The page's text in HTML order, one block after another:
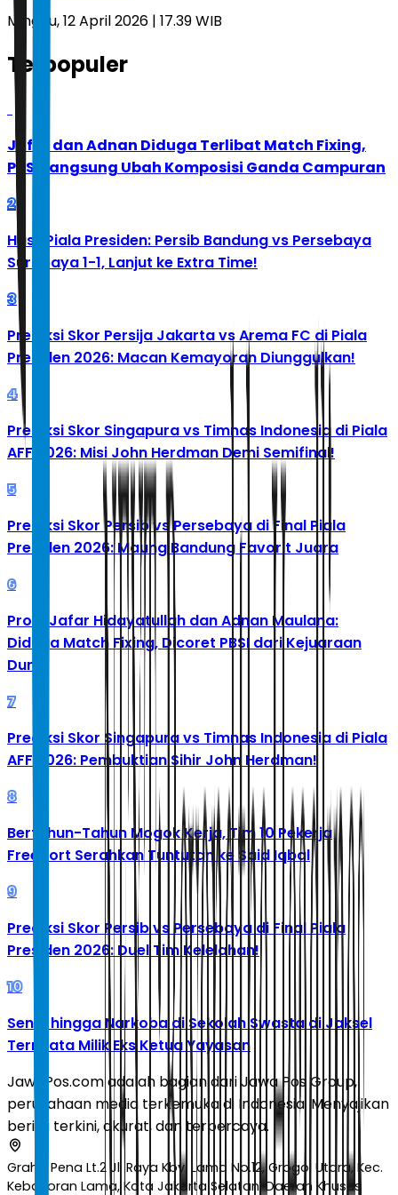
Minggu, 12 April 2026 | 17.39 WIB
Terpopuler
Jafar dan Adnan Diduga Terlibat Match Fixing,
PBSI Langsung Ubah Komposisi Ganda Campuran
2
Hasil Piala Presiden: Persib Bandung vs Persebaya
Surabaya 1-1, Lanjut ke Extra Time!
3
Prediksi Skor Persija Jakarta vs Arema FC di Piala
Presiden 2026: Macan Kemayoran Diunggulkan!
4
Prediksi Skor Singapura vs Timnas Indonesia di Piala
AFF 2026: Misi John Herdman Demi Semifinal!
5
Prediksi Skor Persib vs Persebaya di Final Piala
Presiden 2026: Maung Bandung Favorit Juara
6
Profil Jafar Hidayatullah dan Adnan Maulana:
Diduga Match Fixing, Dicoret PBSI dari Kejuaraan
Dunia
7
Prediksi Skor Singapura vs Timnas Indonesia di Piala
AFF 2026: Pembuktian Sihir John Herdman!
8
Bertahun-Tahun Mogok Kerja, Tim 10 Pekerja
Freeport Serahkan Tuntutan ke Said Iqbal
9
Prediksi Skor Persib vs Persebaya di Final Piala
Presiden 2026: Duel Tim Kelelahan!
10
Senpi hingga Narkoba di Sekolah Swasta di Jaksel
Ternyata Milik Eks Ketua Yayasan
JawaPos.com adalah bagian dari Jawa Pos Group,
perusahaan media terkemuka di Indonesia. Menyajikan
berita terkini, akurat, dan terpercaya.
Graha Pena Lt.2 Jl. Raya Kby. Lama No.12, Grogol Utara, Kec.
Kebayoran Lama, Kota Jakarta Selatan, Daerah Khusus